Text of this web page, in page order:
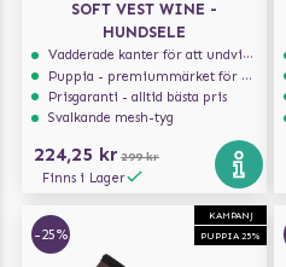
SOFT VEST WINE -
HUNDSELE
Vadderade kanter för att undvika skav
Puppia - premiummärket för hundselar
Prisgaranti - alltid bästa pris
Svalkande mesh-tyg
224,25 kr 299 kr
Finns i Lager
KAMPANJ
PUPPIA 25%
-25%